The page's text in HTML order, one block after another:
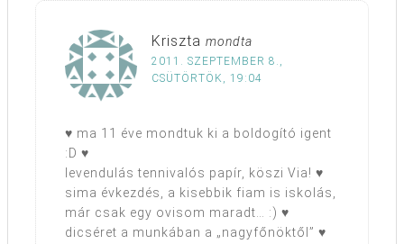
Kriszta mondta
2011. SZEPTEMBER 8.,
CSÜTÖRTÖK, 19:04
♥ ma 11 éve mondtuk ki a boldogító igent
:D ♥
levendulás tennivalós papír, köszi Via! ♥
sima évkezdés, a kisebbik fiam is iskolás,
már csak egy ovisom maradt… :) ♥
dicséret a munkában a „nagyfőnöktől” ♥